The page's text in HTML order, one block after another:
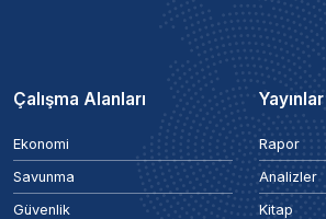
Çalışma Alanları
Ekonomi
Savunma
Güvenlik
Yayınlar
Rapor
Analizler
Kitap